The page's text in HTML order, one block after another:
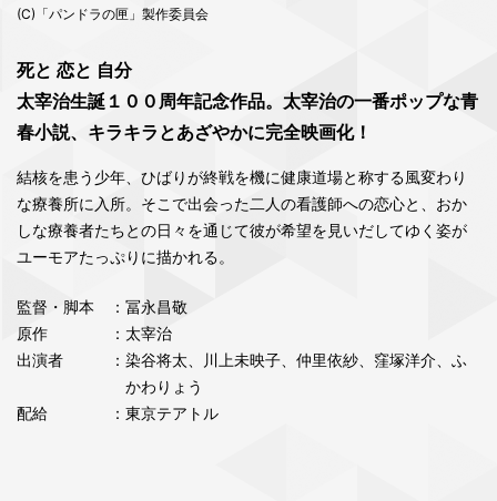
(C)「パンドラの匣」製作委員会
死と 恋と 自分
太宰治生誕１００周年記念作品。太宰治の一番ポップな青
春小説、キラキラとあざやかに完全映画化！
結核を患う少年、ひばりが終戦を機に健康道場と称する風変わり
な療養所に入所。そこで出会った二人の看護師への恋心と、おか
しな療養者たちとの日々を通じて彼が希望を見いだしてゆく姿が
ユーモアたっぷりに描かれる。
監督・脚本
：冨永昌敬
原作
：太宰治
出演者
：染谷将太、川上未映子、仲里依紗、窪塚洋介、ふ
かわりょう
配給
：東京テアトル